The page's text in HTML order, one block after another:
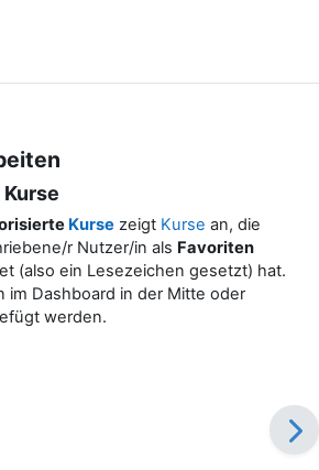
Kurse zeigt Kurse an, die
r Nutzer/in als Favoriten
(also ein Lesezeichen gesetzt) hat.
im Dashboard in der Mitte oder
werden.